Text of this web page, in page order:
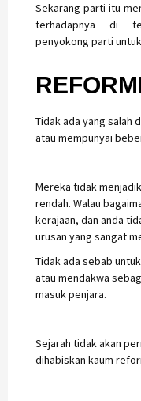
Sekarang parti itu
terhadapnya di
penyokong parti
Tidak ada yang salah
atau mempunyai
Mereka tidak
rendah. Walau
kerajaan, dan anda
urusan yang sangat
Tidak ada sebab
atau mendakwa
masuk penjara.
Sejarah tidak akan
dihabiskan kaum